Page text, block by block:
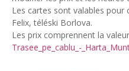
Les cartes sont valables pour
Felix, téléski Borlova.
Les prix comprennent la
Trasee_pe_cablu_-